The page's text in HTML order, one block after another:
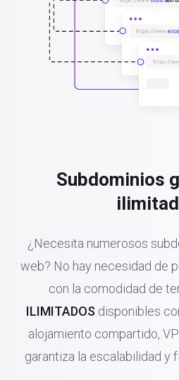
Subdominios
¿Necesita numerosos
web? No hay necesidad de
con la comodidad de
ILIMITADOS disponibles
alojamiento compartido,
garantiza la escalabilidad y